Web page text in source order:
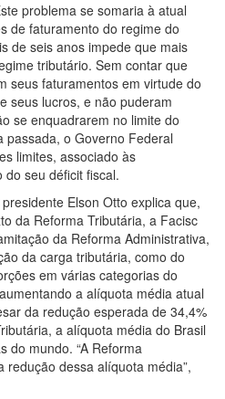
problema se somaria à atual
de faturamento do regime do
de seis anos impede que mais
tributário. Sem contar que
seus faturamentos em virtude do
seus lucros, e não puderam
se enquadrarem no limite do
passada, o Governo Federal
limites, associado às
seu déficit fiscal.
Elson Otto explica que,
da Reforma Tributária, a Facisc
da Reforma Administrativa,
da carga tributária, como do
em várias categorias do
a alíquota média atual
da redução esperada de 34,4%
a alíquota média do Brasil
do mundo. “A Reforma
redução dessa alíquota média”,